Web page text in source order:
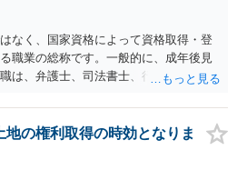
なく、国家資格によって資格取得・登
職業の総称です。一般的に、成年後見
は、弁護士、司法書士、行政書士、税
選任されるわけではなく、基幹研修を
る必要がありますが、家庭裁判所から
人と呼ぶことになるでしょう。
の権利取得の時効となりま